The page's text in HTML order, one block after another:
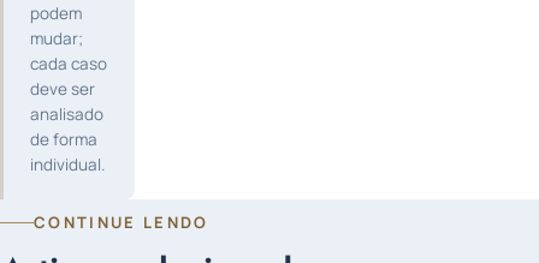
podem
mudar;
cada caso
deve ser
analisado
de forma
individual.
CONTINUE LENDO